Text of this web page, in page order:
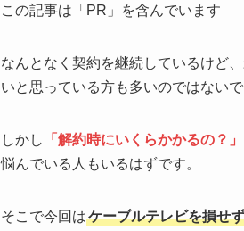
この記事は「PR」を含んでいます
なんとなく契約を継続しているけど
いと思っている方も多いのではないで
しかし 「解約時にいくらかかるの？
悩んでいる人もいるはずです。
そこで今回はケーブルテレビを損せ